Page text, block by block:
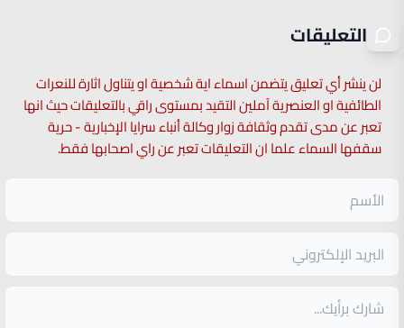
التعليقات
لن ينشر أي تعليق يتضمن اسماء اية شخصية او يتناول اثارة للنعرات
الطائفية او العنصرية آملين التقيد بمستوى راقي بالتعليقات حيث انها
تعبر عن مدى تقدم وثقافة زوار وكالة أنباء سرايا الإخبارية - حرية
سقفها السماء علما ان التعليقات تعبر عن راي اصحابها فقط.